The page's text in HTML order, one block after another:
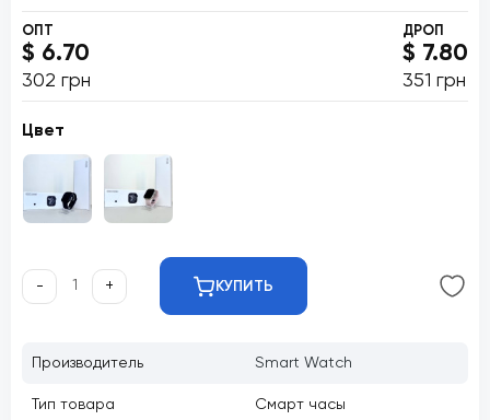
ОПТ
$ 6.70
302 грн
ДРОП
$ 7.80
351 грн
Цвет
- + КУПИТЬ
Производитель Smart Watch
Тип товара Смарт часы